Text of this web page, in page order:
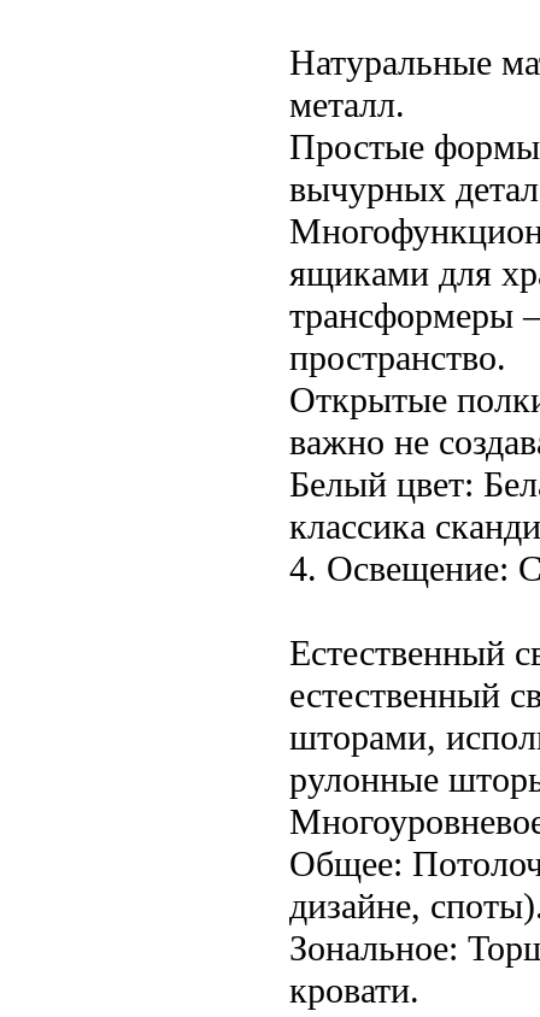
Натуральные
металл.
Простые
вычурных
ящиками для
трансформеры
пространство.
Открытые
важно не
Белый цвет:
классика
4. Освещение:
Естественный
естественный
шторами,
рулонные
Общее:
дизайне,
Зональное:
кровати.